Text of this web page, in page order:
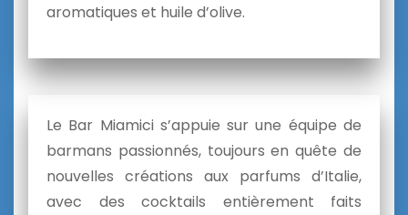
aromatiques et huile d’olive.
Le Bar Miamici s’appuie sur une équipe de
barmans passionnés, toujours en quête de
nouvelles créations aux parfums d’Italie,
avec des cocktails entièrement faits